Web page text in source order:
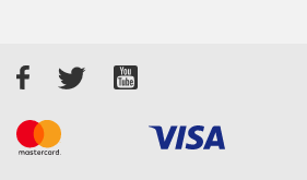
FacebookTwitterYouTube